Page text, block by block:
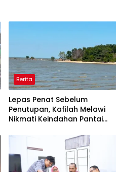
Berita
Lepas Penat Sebelum
Penutupan, Kafilah Melawi
Nikmati Keindahan Pantai